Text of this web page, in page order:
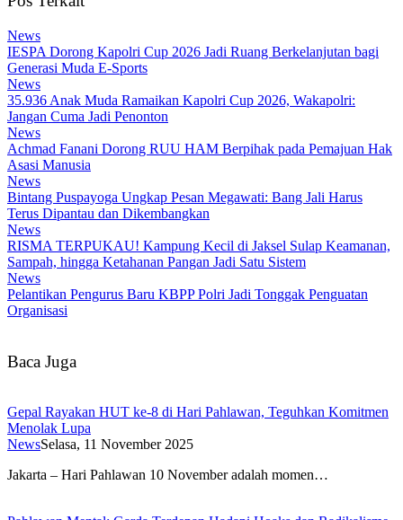
News
IESPA Dorong Kapolri Cup 2026 Jadi Ruang Berkelanjutan bagi
Generasi Muda E-Sports
News
35.936 Anak Muda Ramaikan Kapolri Cup 2026, Wakapolri:
Jangan Cuma Jadi Penonton
News
Achmad Fanani Dorong RUU HAM Berpihak pada Pemajuan Hak
Asasi Manusia
News
Bintang Puspayoga Ungkap Pesan Megawati: Bang Jali Harus
Terus Dipantau dan Dikembangkan
News
RISMA TERPUKAU! Kampung Kecil di Jaksel Sulap Keamanan,
Sampah, hingga Ketahanan Pangan Jadi Satu Sistem
News
Pelantikan Pengurus Baru KBPP Polri Jadi Tonggak Penguatan
Organisasi
Baca Juga
Gepal Rayakan HUT ke-8 di Hari Pahlawan, Teguhkan Komitmen
Menolak Lupa
NewsSelasa, 11 November 2025
Jakarta – Hari Pahlawan 10 November adalah momen…